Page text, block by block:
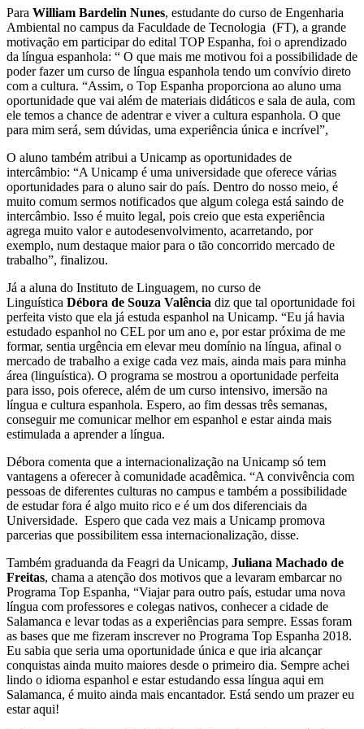
Para William Bardelin Nunes, estudante do curso de Engenharia
Ambiental no campus da Faculdade de Tecnologia (FT), a grande
motivação em participar do edital TOP Espanha, foi o aprendizado
da língua espanhola: “ O que mais me motivou foi a possibilidade de
poder fazer um curso de língua espanhola tendo um convívio direto
com a cultura. “Assim, o Top Espanha proporciona ao aluno uma
oportunidade que vai além de materiais didáticos e sala de aula, com
ele temos a chance de adentrar e viver a cultura espanhola. O que
para mim será, sem dúvidas, uma experiência única e incrível”,
O aluno também atribui a Unicamp as oportunidades de
intercâmbio: “A Unicamp é uma universidade que oferece várias
oportunidades para o aluno sair do país. Dentro do nosso meio, é
muito comum sermos notificados que algum colega está saindo de
intercâmbio. Isso é muito legal, pois creio que esta experiência
agrega muito valor e autodesenvolvimento, acarretando, por
exemplo, num destaque maior para o tão concorrido mercado de
trabalho”, finalizou.
Já a aluna do Instituto de Linguagem, no curso de
Linguística Débora de Souza Valência diz que tal oportunidade foi
perfeita visto que ela já estuda espanhol na Unicamp. “Eu já havia
estudado espanhol no CEL por um ano e, por estar próxima de me
formar, sentia urgência em elevar meu domínio na língua, afinal o
mercado de trabalho a exige cada vez mais, ainda mais para minha
área (linguística). O programa se mostrou a oportunidade perfeita
para isso, pois oferece, além de um curso intensivo, imersão na
língua e cultura espanhola. Espero, ao fim dessas três semanas,
conseguir me comunicar melhor em espanhol e estar ainda mais
estimulada a aprender a língua.
Débora comenta que a internacionalização na Unicamp só tem
vantagens a oferecer à comunidade acadêmica. “A convivência com
pessoas de diferentes culturas no campus e também a possibilidade
de estudar fora é algo muito rico e é um dos diferenciais da
Universidade. Espero que cada vez mais a Unicamp promova
parcerias que possibilitem essa internacionalização, disse.
Também graduanda da Feagri da Unicamp, Juliana Machado de
Freitas, chama a atenção dos motivos que a levaram embarcar no
Programa Top Espanha, “Viajar para outro país, estudar uma nova
língua com professores e colegas nativos, conhecer a cidade de
Salamanca e levar todas as a experiências para sempre. Essas foram
as bases que me fizeram inscrever no Programa Top Espanha 2018.
Eu sabia que seria uma oportunidade única e que iria alcançar
conquistas ainda muito maiores desde o primeiro dia. Sempre achei
lindo o idioma espanhol e estar estudando essa língua aqui em
Salamanca, é muito ainda mais encantador. Está sendo um prazer eu
estar aqui!